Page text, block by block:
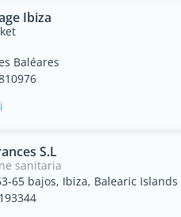
Ibiza
Baléares
S.L
sanitaria
65 bajos, Ibiza, Balearic Islands